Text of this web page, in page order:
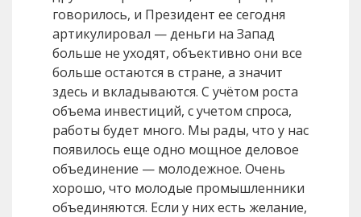
говорилось, и Президент ее сегодня
артикулировал — деньги на Запад
больше не уходят, объективно они все
больше остаются в стране, а значит
здесь и вкладываются. С учётом роста
объема инвестиций, с учетом спроса,
работы будет много. Мы рады, что у нас
появилось еще одно мощное деловое
объединение — молодежное. Очень
хорошо, что молодые промышленники
объединяются. Если у них есть желание,